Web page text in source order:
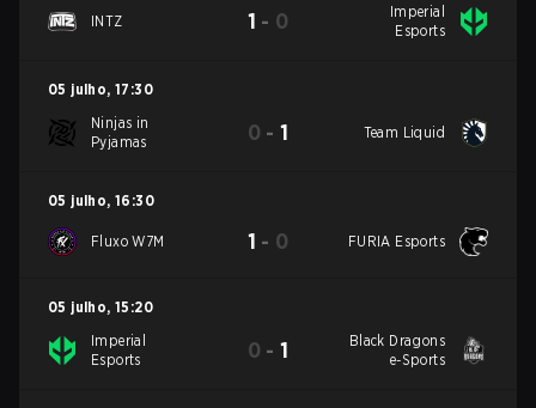
INTZ 1 - 0
Imperial
Esports
05 julho, 17:30
Ninjas in
Pyjamas
0 -1 Team Liquid
05 julho, 16:30
Fluxo W7M 1 - 0 FURIA Esports
05 julho, 15:20
Imperial
Esports
0 -1
Black Dragons
e-Sports